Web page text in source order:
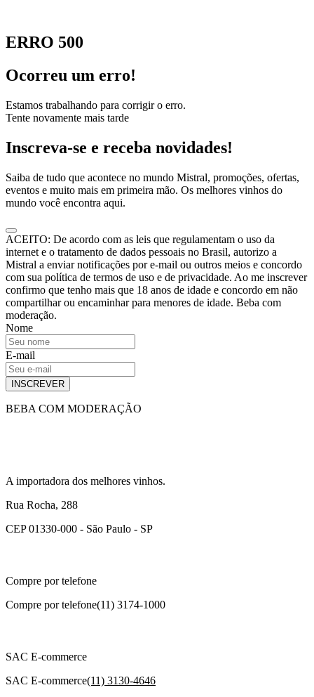
ERRO 500
Ocorreu um erro!
Estamos trabalhando para corrigir o erro.
Tente novamente mais tarde
Inscreva-se e receba novidades!
Saiba de tudo que acontece no mundo Mistral, promoções, ofertas,
eventos e muito mais em primeira mão. Os melhores vinhos do
mundo você encontra aqui.
ACEITO: De acordo com as leis que regulamentam o uso da
internet e o tratamento de dados pessoais no Brasil, autorizo a
Mistral a enviar notificações por e-mail ou outros meios e concordo
com sua política de termos de uso e de privacidade. Ao me inscrever
confirmo que tenho mais que 18 anos de idade e concordo em não
compartilhar ou encaminhar para menores de idade. Beba com
moderação.
Nome
E-mail
INSCREVER
BEBA COM MODERAÇÃO
A importadora dos melhores vinhos.
Rua Rocha, 288
CEP 01330-000 - São Paulo - SP
Compre por telefone
Compre por telefone(11) 3174-1000
SAC E-commerce
SAC E-commerce(11) 3130-4646